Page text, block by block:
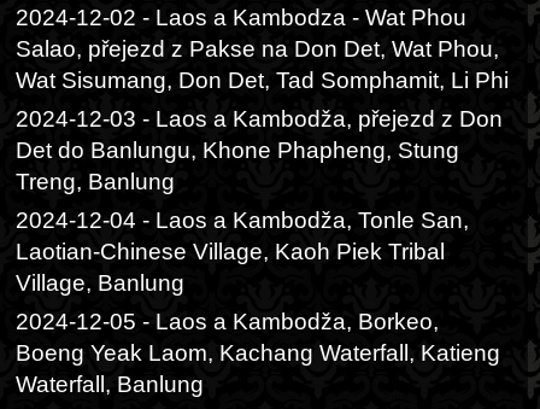
2024-12-02 - Laos a Kambodza - Wat Phou
Salao, přejezd z Pakse na Don Det, Wat Phou,
Wat Sisumang, Don Det, Tad Somphamit, Li Phi
2024-12-03 - Laos a Kambodža, přejezd z Don
Det do Banlungu, Khone Phapheng, Stung
Treng, Banlung
2024-12-04 - Laos a Kambodža, Tonle San,
Laotian-Chinese Village, Kaoh Piek Tribal
Village, Banlung
2024-12-05 - Laos a Kambodža, Borkeo,
Boeng Yeak Laom, Kachang Waterfall, Katieng
Waterfall, Banlung